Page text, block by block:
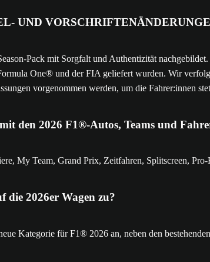
UND
Pack mit Sorgfalt und Authentizität
One® und der FIA geliefert wurden. Wir
vorgenommen werden, um die Fahrer:innen
den 2026 F1®-Autos, Teams und
My Team, Grand Prix, Zeitfahren, Splitscreen,
die 2026er Wagen zu?
Kategorie für F1® 2026 an, neben den